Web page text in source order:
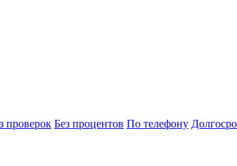
проверок Без процентов По телефону